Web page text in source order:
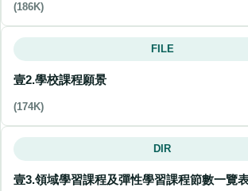
(186K)
FILE
壹2.學校課程願景
(174K)
DIR
壹3.領域學習課程及彈性學習課程節數一覽